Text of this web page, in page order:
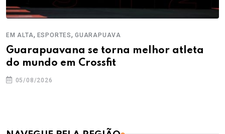
EM ALTA, ESPORTES,GUARAPUAVA
Guarapuavana se torna melhor atleta
do mundo em Crossfit
05/08/2026